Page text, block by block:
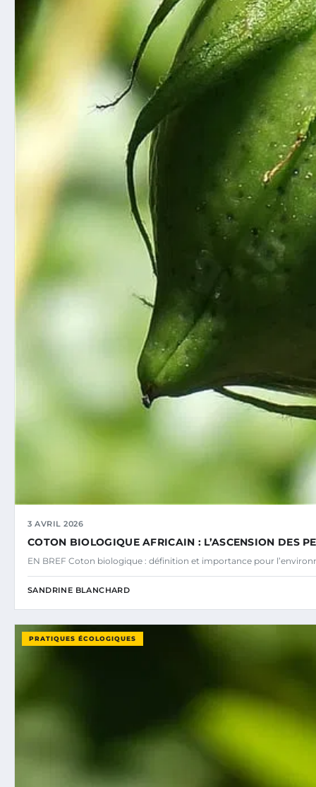
3 AVRIL 2026
COTON BIOLOGIQUE AFRICAIN : L’ASCENSION DES
EN BREF Coton biologique : définition et importance pour
SANDRINE BLANCHARD
PRATIQUES ÉCOLOGIQUES